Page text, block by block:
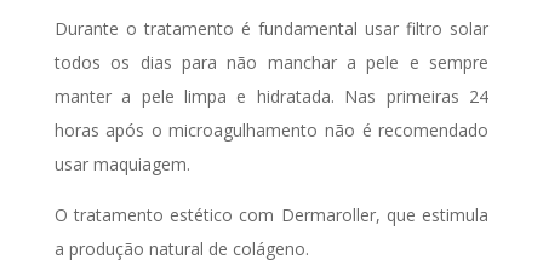
Durante o tratamento é fundamental usar filtro solar
todos os dias para não manchar a pele e sempre
manter a pele limpa e hidratada. Nas primeiras 24
horas após o microagulhamento não é recomendado
usar maquiagem.
O tratamento estético com Dermaroller, que estimula
a produção natural de colágeno.